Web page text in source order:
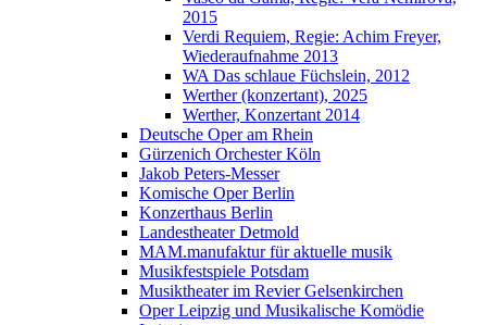
2015
Verdi Requiem, Regie: Achim Freyer,
Wiederaufnahme 2013
WA Das schlaue Füchslein, 2012
Werther (konzertant), 2025
Werther, Konzertant 2014
Deutsche Oper am Rhein
Gürzenich Orchester Köln
Jakob Peters-Messer
Komische Oper Berlin
Konzerthaus Berlin
Landestheater Detmold
MAM.manufaktur für aktuelle musik
Musikfestspiele Potsdam
Musiktheater im Revier Gelsenkirchen
Oper Leipzig und Musikalische Komödie